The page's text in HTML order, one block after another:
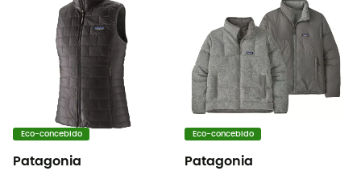
Eco-concebido
Patagonia
Eco-concebido
Patagonia